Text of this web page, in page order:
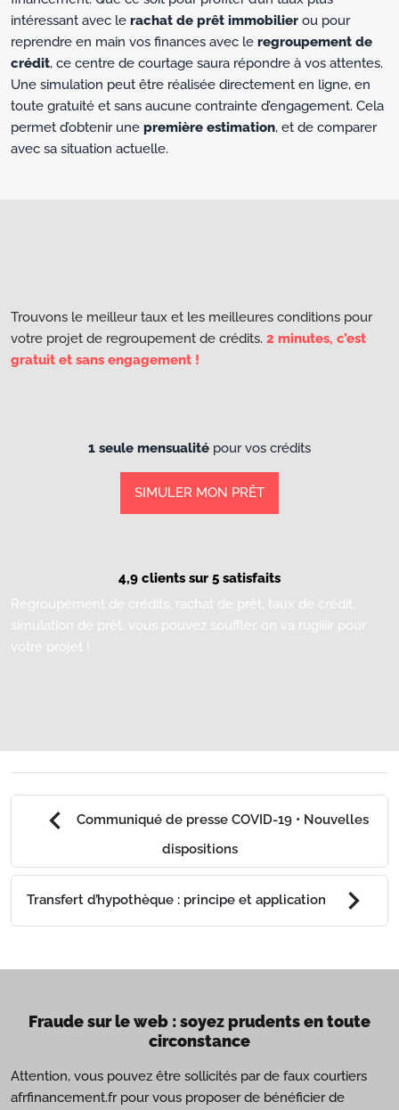
intéressant avec le rachat de prêt immobilier ou pour
reprendre en main vos finances avec le regroupement de
crédit, ce centre de courtage saura répondre à vos attentes.
Une simulation peut être réalisée directement en ligne, en
toute gratuité et sans aucune contrainte d’engagement. Cela
permet d’obtenir une première estimation, et de comparer
avec sa situation actuelle.
Trouvons le meilleur taux et les meilleures conditions pour
votre projet de regroupement de crédits. 2 minutes, c’est
gratuit et sans engagement !
1 seule mensualité pour vos crédits
SIMULER MON PRÊT
4,9 clients sur 5 satisfaits
Regroupement de crédits, rachat de prêt, taux de crédit,
simulation de prêt, vous pouvez souffler, on va rugiiiir pour
votre projet !
chevron_left
Communiqué de presse COVID-19 • Nouvelles
dispositions
Transfert d’hypothèque : principe et application chevron_right
Fraude sur le web : soyez prudents en toute
circonstance
Attention, vous pouvez être sollicités par de faux courtiers
afrfinancement.fr pour vous proposer de bénéficier de